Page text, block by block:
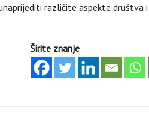
različite aspekte društva
Širite znanje